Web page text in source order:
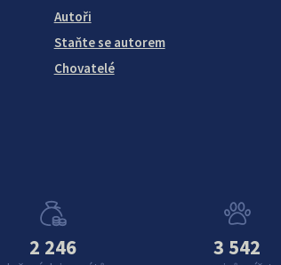
Autoři
Staňte se autorem
Chovatelé
2 246 3 542